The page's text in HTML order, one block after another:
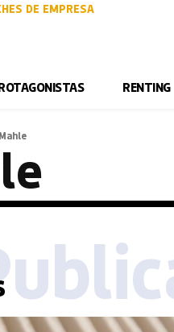
DE EMPRESA
RENTING
Mahle